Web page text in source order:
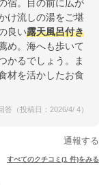
宿。目の前に広が
け流しの湯をご堪
良い露天風呂付き
め。海へも歩いて
かるでしょう。ま
材を活かしたお食
（投稿日：2026/4/ 4）
通報する
すべてのクチコミ(1 件)をみる